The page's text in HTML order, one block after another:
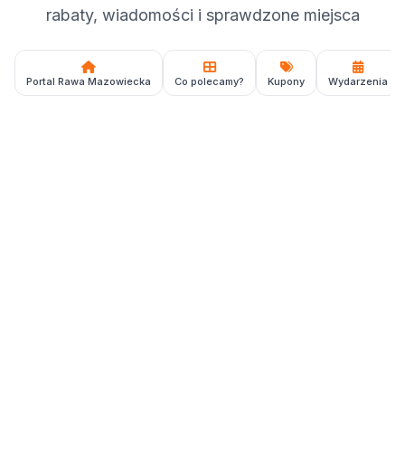
rabaty, wiadomości i sprawdzone miejsca
Portal Rawa Mazowiecka Co polecamy? Kupony Wydarzenia